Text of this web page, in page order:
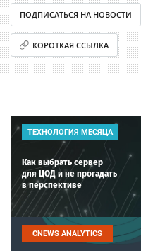
ПОДПИСАТЬСЯ НА НОВОСТИ
КОРОТКАЯ ССЫЛКА
ТЕХНОЛОГИЯ МЕСЯЦА
Как выбрать сервер
для ЦОД и не прогадать
в перспективе
CNEWS ANALYTICS